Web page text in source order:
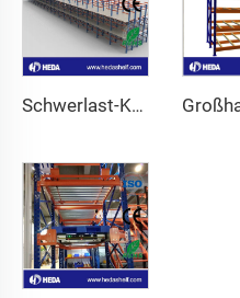
Schwerlast-Kragarm-Mezzanin